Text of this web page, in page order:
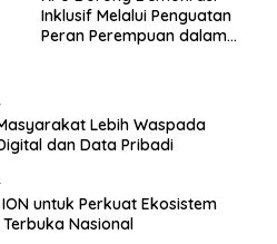
Inklusif Melalui Penguatan
Peran Perempuan dalam
Lebih Waspada
dan Data Pribadi
untuk Perkuat Ekosistem
Nasional